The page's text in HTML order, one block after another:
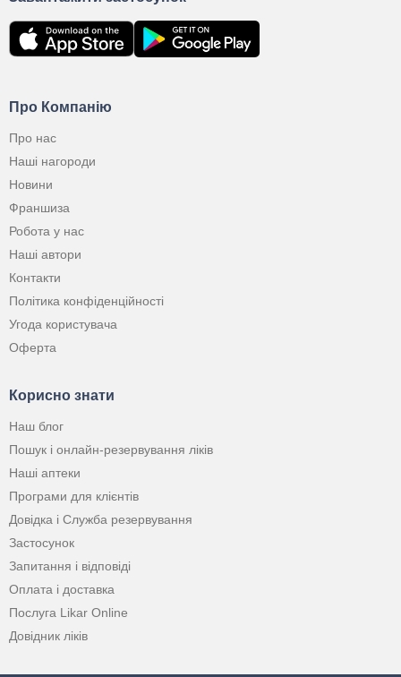
Про Компанію
Про нас
Наші нагороди
Новини
Франшиза
Робота у нас
Наші автори
Контакти
Політика конфіденційності
Угода користувача
Оферта
Корисно знати
Наш блог
Пошук і онлайн-резервування ліків
Наші аптеки
Програми для клієнтів
Довідка і Служба резервування
Застосунок
Запитання і відповіді
Оплата і доставка
Послуга Likar Online
Довідник ліків